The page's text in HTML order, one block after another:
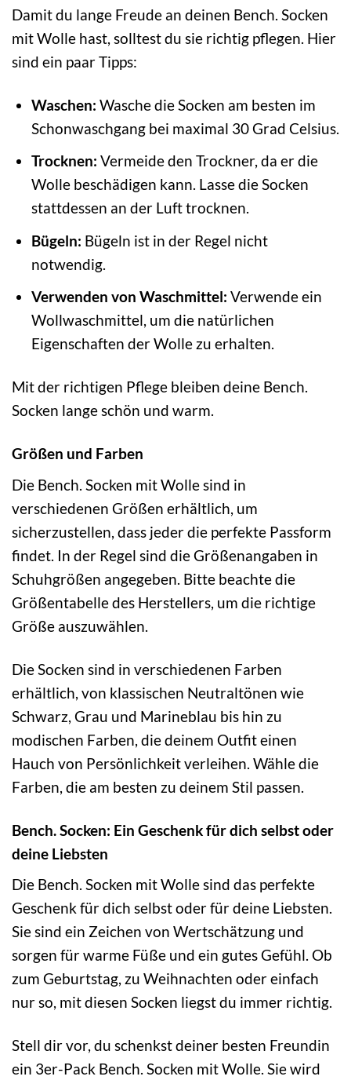
Damit du lange Freude an deinen Bench. Socken
mit Wolle hast, solltest du sie richtig pflegen. Hier
sind ein paar Tipps:
Waschen: Wasche die Socken am besten im
Schonwaschgang bei maximal 30 Grad Celsius.
Trocknen: Vermeide den Trockner, da er die
Wolle beschädigen kann. Lasse die Socken
stattdessen an der Luft trocknen.
Bügeln: Bügeln ist in der Regel nicht
notwendig.
Verwenden von Waschmittel: Verwende ein
Wollwaschmittel, um die natürlichen
Eigenschaften der Wolle zu erhalten.
Mit der richtigen Pflege bleiben deine Bench.
Socken lange schön und warm.
Größen und Farben
Die Bench. Socken mit Wolle sind in
verschiedenen Größen erhältlich, um
sicherzustellen, dass jeder die perfekte Passform
findet. In der Regel sind die Größenangaben in
Schuhgrößen angegeben. Bitte beachte die
Größentabelle des Herstellers, um die richtige
Größe auszuwählen.
Die Socken sind in verschiedenen Farben
erhältlich, von klassischen Neutraltönen wie
Schwarz, Grau und Marineblau bis hin zu
modischen Farben, die deinem Outfit einen
Hauch von Persönlichkeit verleihen. Wähle die
Farben, die am besten zu deinem Stil passen.
Bench. Socken: Ein Geschenk für dich selbst oder
deine Liebsten
Die Bench. Socken mit Wolle sind das perfekte
Geschenk für dich selbst oder für deine Liebsten.
Sie sind ein Zeichen von Wertschätzung und
sorgen für warme Füße und ein gutes Gefühl. Ob
zum Geburtstag, zu Weihnachten oder einfach
nur so, mit diesen Socken liegst du immer richtig.
Stell dir vor, du schenkst deiner besten Freundin
ein 3er-Pack Bench. Socken mit Wolle. Sie wird